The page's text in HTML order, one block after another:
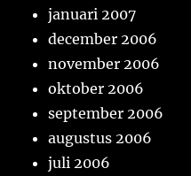
januari 2007
december 2006
november 2006
oktober 2006
september 2006
augustus 2006
juli 2006